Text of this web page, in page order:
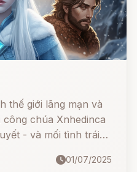
thế giới lãng mạn và
chúa Xnhedinca
- và mối tình trái
độc đoán, nàng đã
01/07/2025